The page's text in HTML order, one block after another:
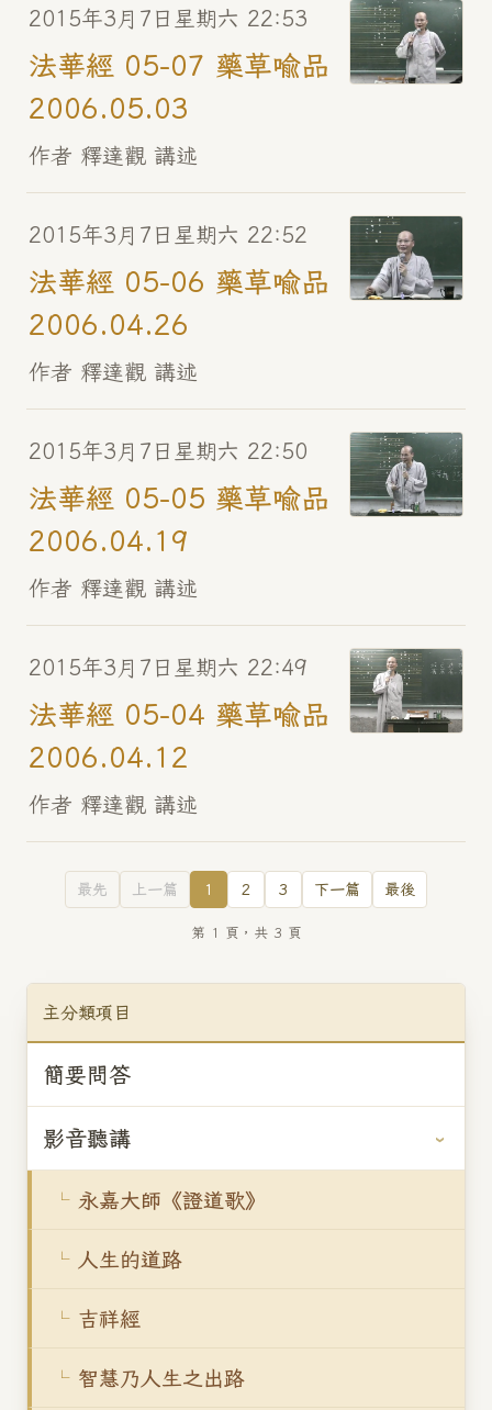
主分類項目
簡要問答
影音聽講
永嘉大師《證道歌》
人生的道路
吉祥經
智慧乃人生之出路
2015年3月7日星期六 22:53
法華經 05-07 藥草喻品
2006.05.03
作者 釋達觀 講述
2015年3月7日星期六 22:52
法華經 05-06 藥草喻品
2006.04.26
作者 釋達觀 講述
2015年3月7日星期六 22:50
法華經 05-05 藥草喻品
2006.04.19
作者 釋達觀 講述
2015年3月7日星期六 22:49
法華經 05-04 藥草喻品
2006.04.12
作者 釋達觀 講述
最先 上一篇 1 2 3 下一篇 最後
第 1 頁，共 3 頁